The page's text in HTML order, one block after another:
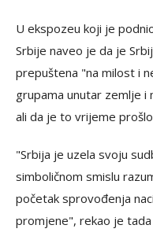
U ekspozeu koji je
Srbije naveo je da je
prepuštena "na milost i
grupama unutar zemlje i
ali da je to vrijeme
"Srbija je uzela svoju
simboličnom smislu
početak sprovođenja
promjene", rekao je tada